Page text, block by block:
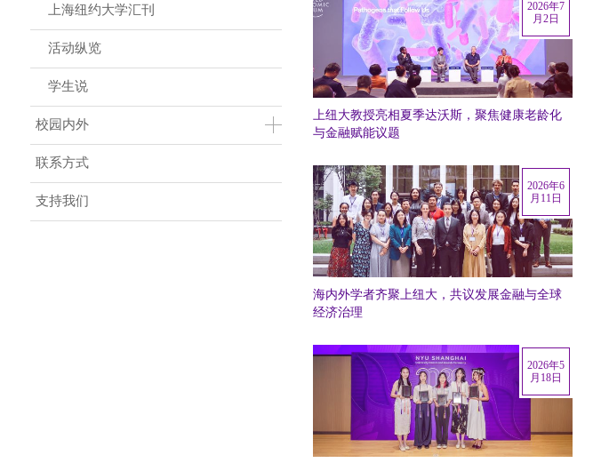
上海纽约大学汇刊
活动纵览
学生说
校园内外
联系方式
支持我们
上纽大教授亮相夏季达沃斯，聚焦健康老龄化
与金融赋能议题
2026年7
月2日
海内外学者齐聚上纽大，共议发展金融与全球
经济治理
2026年6
月11日
2026年5
月18日